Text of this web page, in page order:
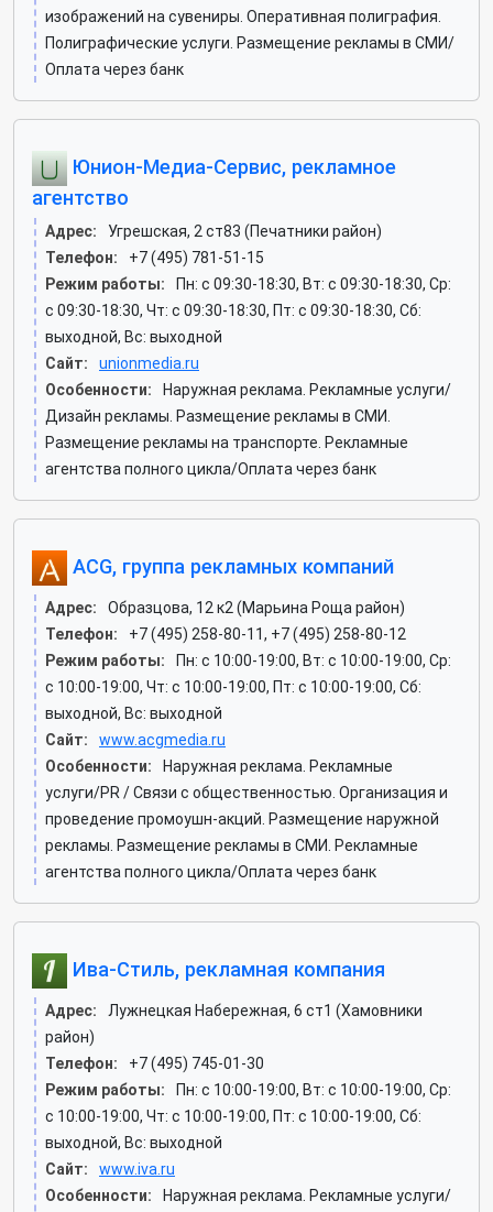
изображений на сувениры. Оперативная полиграфия.
Полиграфические услуги. Размещение рекламы в СМИ/
Оплата через банк
Юнион-Медиа-Сервис, рекламное
агентство
Адрес:
Угрешская, 2 ст83 (Печатники район)
Телефон:
+7 (495) 781-51-15
Режим работы:
Пн: c 09:30-18:30, Вт: c 09:30-18:30, Ср:
c 09:30-18:30, Чт: c 09:30-18:30, Пт: c 09:30-18:30, Сб:
выходной, Вс: выходной
Сайт:
unionmedia.ru
Особенности:
Наружная реклама. Рекламные услуги/
Дизайн рекламы. Размещение рекламы в СМИ.
Размещение рекламы на транспорте. Рекламные
агентства полного цикла/Оплата через банк
ACG, группа рекламных компаний
Адрес:
Образцова, 12 к2 (Марьина Роща район)
Телефон:
+7 (495) 258-80-11, +7 (495) 258-80-12
Режим работы:
Пн: c 10:00-19:00, Вт: c 10:00-19:00, Ср:
c 10:00-19:00, Чт: c 10:00-19:00, Пт: c 10:00-19:00, Сб:
выходной, Вс: выходной
Сайт:
www.acgmedia.ru
Особенности:
Наружная реклама. Рекламные
услуги/PR / Связи с общественностью. Организация и
проведение промоушн-акций. Размещение наружной
рекламы. Размещение рекламы в СМИ. Рекламные
агентства полного цикла/Оплата через банк
Ива-Стиль, рекламная компания
Адрес:
Лужнецкая Набережная, 6 ст1 (Хамовники
район)
Телефон:
+7 (495) 745-01-30
Режим работы:
Пн: c 10:00-19:00, Вт: c 10:00-19:00, Ср:
c 10:00-19:00, Чт: c 10:00-19:00, Пт: c 10:00-19:00, Сб:
выходной, Вс: выходной
Сайт:
www.iva.ru
Особенности:
Наружная реклама. Рекламные услуги/